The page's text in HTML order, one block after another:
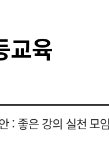
교육
: 좋은 강의 실천 모